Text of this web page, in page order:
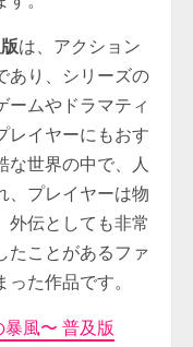
は、アクション
あり、シリーズの
ームやドラマティ
レイヤーにもおす
な世界の中で、人
、プレイヤーは物
外伝としても非常
たことがあるファ
た作品です。
風〜 普及版